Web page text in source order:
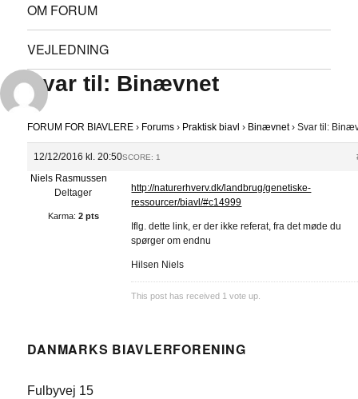
OM FORUM
VEJLEDNING
Svar til: Binævnet
FORUM FOR BIAVLERE › Forums › Praktisk biavl › Binævnet › Svar til:
12/12/2016 kl. 20:50SCORE: 1
Niels Rasmussen
Deltager
Karma: 2 pts
http://naturerhverv.dk/landbrug/genetiske-
ressourcer/biavl/#c14999
Iflg. dette link, er der ikke referat, fra det møde du
spørger om endnu
Hilsen Niels
This post has received 1 vote up.
DANMARKS BIAVLERFORENING
Fulbyvej 15